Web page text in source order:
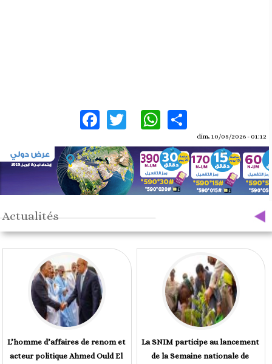
Facebook
TwitterWhatsApp
Share
dim, 10/05/2026 - 01:12
Actualités
L’homme d’affaires de renom et
acteur politique Ahmed Ould El
La SNIM participe au lancement
de la Semaine nationale de